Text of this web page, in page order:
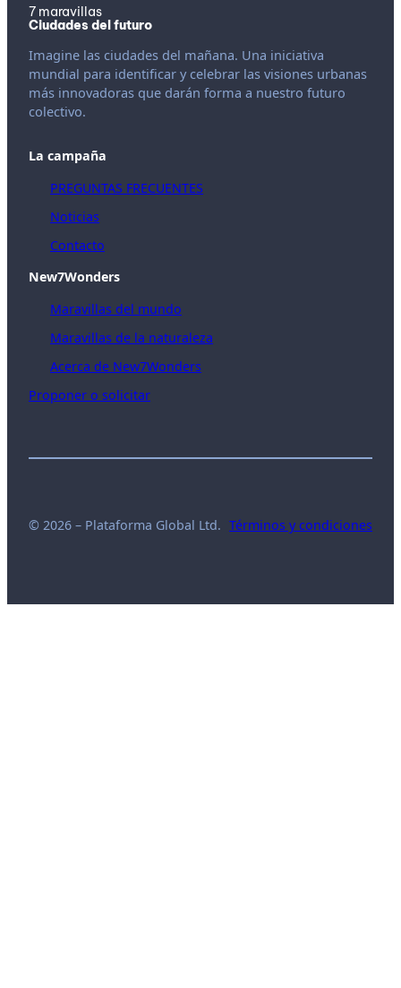
7 maravillas
Ciudades del futuro
Imagine las ciudades del mañana. Una iniciativa
mundial para identificar y celebrar las visiones urbanas
más innovadoras que darán forma a nuestro futuro
colectivo.
La campaña
PREGUNTAS FRECUENTES
Noticias
Contacto
New7Wonders
Maravillas del mundo
Maravillas de la naturaleza
Acerca de New7Wonders
Proponer o solicitar
© 2026 – Plataforma Global Ltd. Términos y condiciones